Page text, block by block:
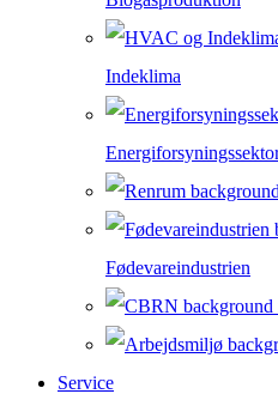
Indeklima
Fødevareindustrien
Service